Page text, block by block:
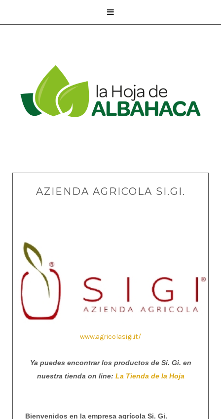

AZIENDA AGRICOLA SI.GI.
www.agricolasigi.it/
Ya puedes encontrar los productos de Si. Gi. en
nuestra tienda on line: La Tienda de la Hoja
Bienvenidos en la empresa agrícola Si. Gi.